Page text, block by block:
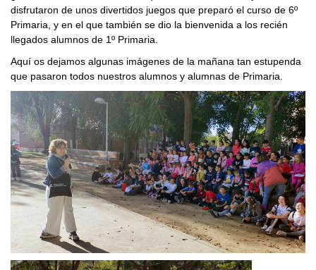
disfrutaron de unos divertidos juegos que preparó el curso de 6º
Primaria, y en el que también se dio la bienvenida a los recién
llegados alumnos de 1º Primaria.
Aquí os dejamos algunas imágenes de la mañana tan estupenda
que pasaron todos nuestros alumnos y alumnas de Primaria.